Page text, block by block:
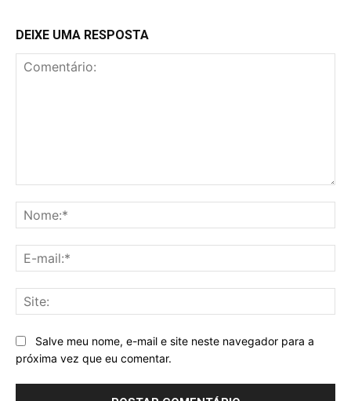
DEIXE UMA RESPOSTA
Salve meu nome, e-mail e site neste navegador para a
próxima vez que eu comentar.